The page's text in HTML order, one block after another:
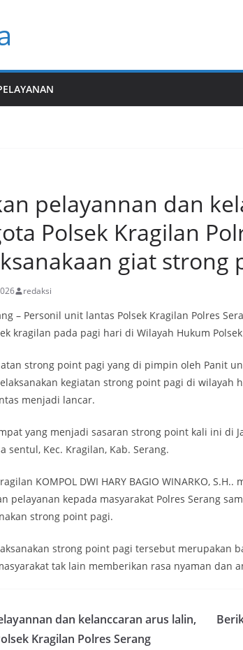
pelayannan dan
Polsek Kragilan
giat strong
redaksi
– Personil unit lantas Polsek Kragilan Polres
kragilan pada pagi hari di Wilayah Hukum
strong point pagi yang di pimpin oleh Panit
kegiatan strong point pagi di wilayah
menjadi lancar.
yang menjadi sasaran strong point kali ini di
sentul, Kec. Kragilan, Kab. Serang.
KOMPOL DWI HARY BAGIO WINARKO,
pelayanan kepada masyarakat Polres Serang
strong point pagi.
strong point pagi tersebut merupakan
tak lain memberikan rasa nyaman dan
dan kelanccaran arus lalin,
Kragilan Polres Serang